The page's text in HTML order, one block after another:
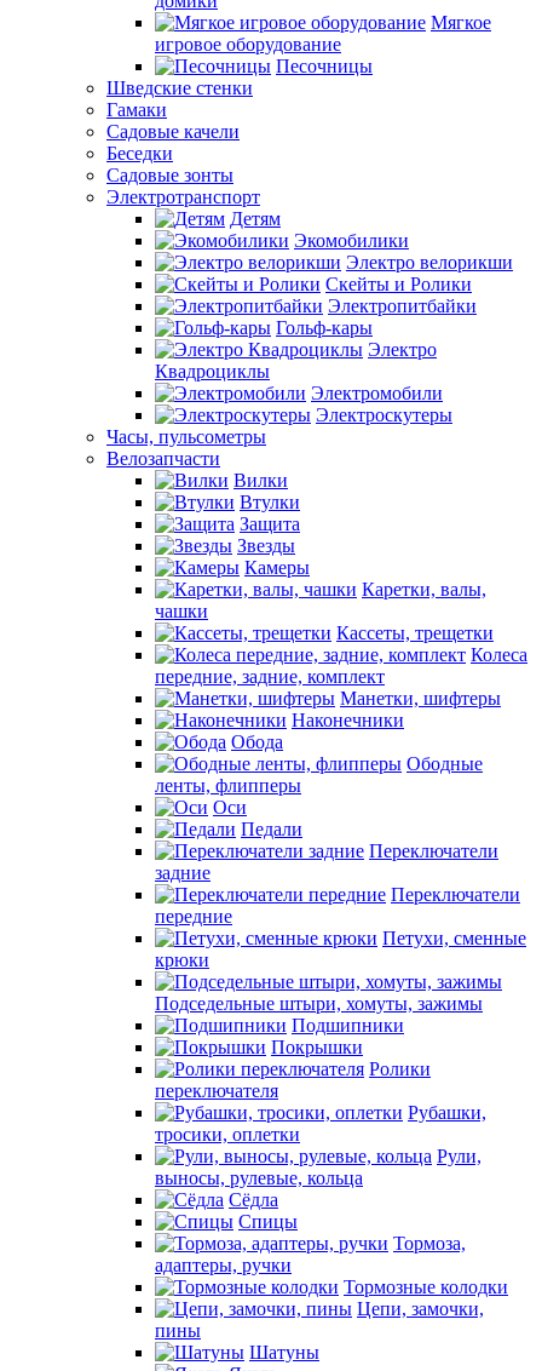
Мягкое
игровое оборудование
Песочницы
Шведские стенки
Гамаки
Садовые качели
Беседки
Садовые зонты
Электротранспорт
Детям
Экомобилики
Электро велорикши
Скейты и Ролики
Электропитбайки
Гольф-кары
Электро
Квадроциклы
Электромобили
Электроскутеры
Часы, пульсометры
Велозапчасти
Вилки
Втулки
Защита
Звезды
Камеры
Каретки, валы,
чашки
Кассеты, трещетки
Колеса
передние, задние, комплект
Манетки, шифтеры
Наконечники
Обода
Ободные
ленты, флипперы
Оси
Педали
Переключатели
задние
Переключатели
передние
Петухи, сменные
крюки
Подседельные штыри, хомуты, зажимы
Подшипники
Покрышки
Ролики
переключателя
Рубашки,
тросики, оплетки
Рули,
выносы, рулевые, кольца
Сёдла
Спицы
Тормоза,
адаптеры, ручки
Тормозные колодки
Цепи, замочки,
пины
Шатуны